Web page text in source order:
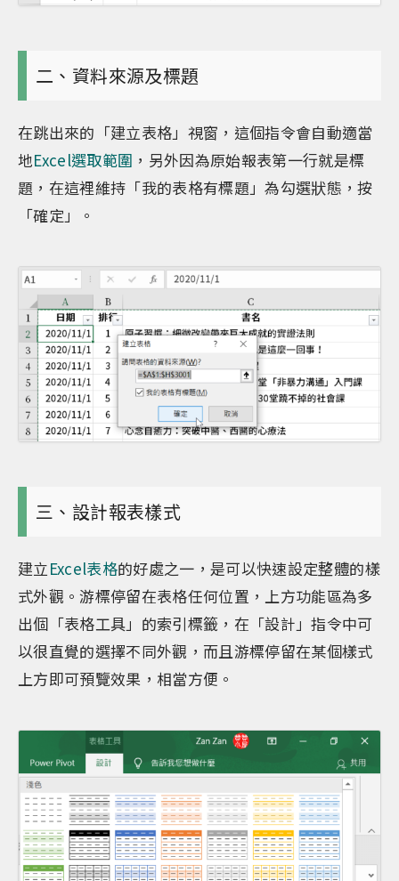
二、資料來源及標題
在跳出來的「建立表格」視窗，這個指令會自動適當
地Excel選取範圍 ，另外因為原始報表第一行就是標
題，在這裡維持「我的表格有標題」為勾選狀態，按
「確定」。
三、設計報表樣式
建立Excel表格的好處之一，是可以快速設定整體的樣
式外觀。游標停留在表格任何位置，上方功能區為多
出個「表格工具」的索引標籤，在「設計」指令中可
以很直覺的選擇不同外觀，而且游標停留在某個樣式
上方即可預覽效果，相當方便。